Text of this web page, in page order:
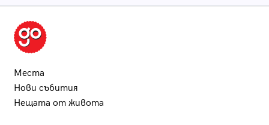
Места
Нови събития
Нещата от живота